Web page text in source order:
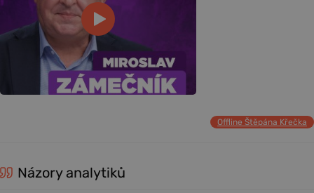
Offline Štěpána Křečka
Názory analytiků